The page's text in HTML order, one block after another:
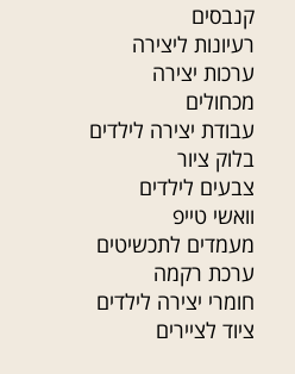
קנבסים
רעיונות ליצירה
ערכות יצירה
מכחולים
עבודת יצירה לילדים
בלוק ציור
צבעים לילדים
וואשי טייפ
מעמדים לתכשיטים
ערכת רקמה
חומרי יצירה לילדים
ציוד לציירים